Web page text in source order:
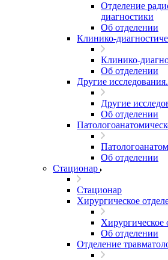
Отделение
диагностики
Об отделении
Клинико-
Клинико-
Об отделении
Другие
Другие
Об отделении
Об отделении
Стационар
Стационар
Хирургическое
Хирургическое
Об отделении
Отделение